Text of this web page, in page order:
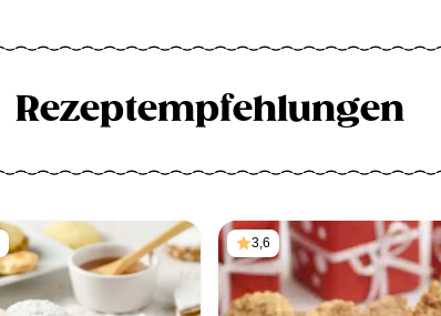
Rezeptempfehlungen
3,6